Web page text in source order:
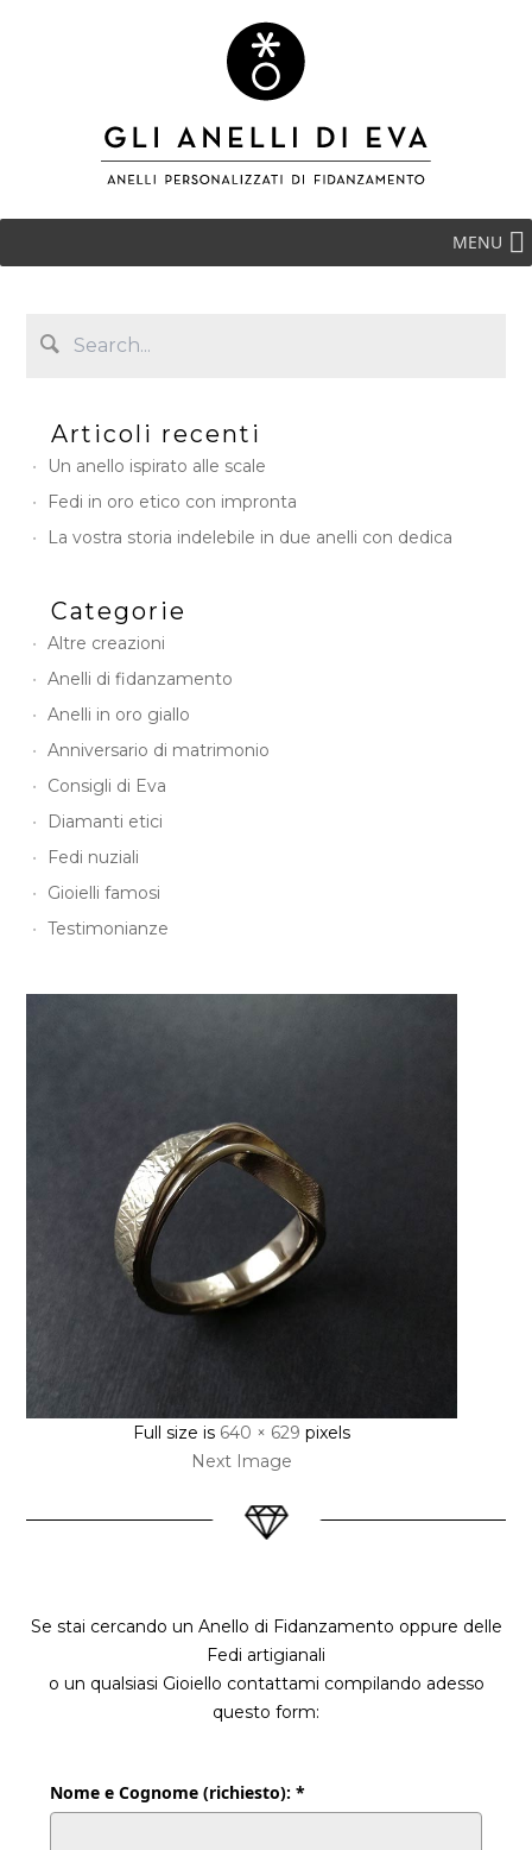
MENU
Articoli recenti
Un anello ispirato alle scale
Fedi in oro etico con impronta
La vostra storia indelebile in due anelli con dedica
Categorie
Altre creazioni
Anelli di fidanzamento
Anelli in oro giallo
Anniversario di matrimonio
Consigli di Eva
Diamanti etici
Fedi nuziali
Gioielli famosi
Testimonianze
Full size is 640 × 629 pixels
Next Image
Se stai cercando un Anello di Fidanzamento oppure delle
Fedi artigianali
o un qualsiasi Gioiello contattami compilando adesso
questo form:
Nome e Cognome (richiesto): *